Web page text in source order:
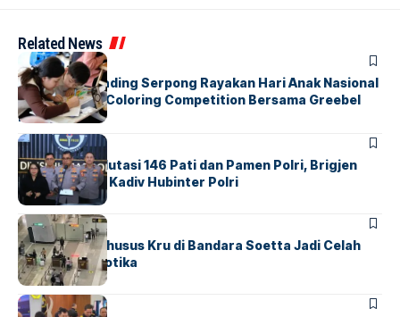
Related News
BERITAINDEX
Atria Hotel Gading Serpong Rayakan Hari Anak Nasional
Lewat Family Coloring Competition Bersama Greebel
Indonesia
BERITA
Mabes Polri Mutasi 146 Pati dan Pamen Polri, Brigjen
Untung Jabat Kadiv Hubinter Polri
BANDARABERITA
Ketika Jalur Khusus Kru di Bandara Soetta Jadi Celah
Sindikat Narkotika
BANDARA BERITA